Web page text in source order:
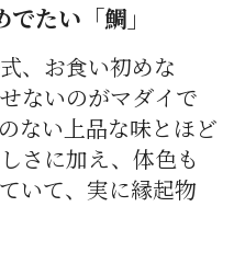
たい「鯛」
、お食い初めな
ないのがマダイで
ない上品な味とほど
さに加え、体色も
いて、実に縁起物